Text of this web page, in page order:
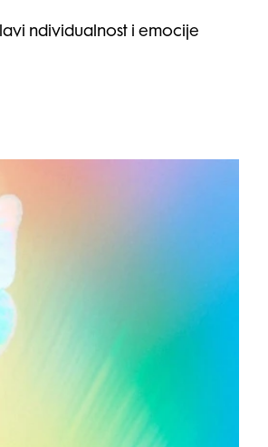
ndividualnost i emocije